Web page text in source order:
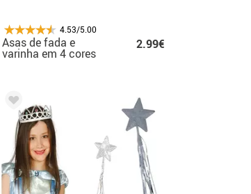
4.53/5.00
Asas de fada e
varinha em 4 cores
2.99€